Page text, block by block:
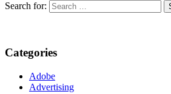
Search for:
Categories
Adobe
Advertising